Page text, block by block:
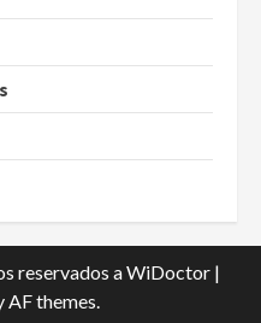
reservados a WiDoctor |
AF themes.